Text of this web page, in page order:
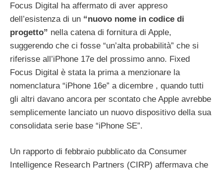
Focus Digital ha affermato di aver appreso
dell’esistenza di un “nuovo nome in codice di
progetto” nella catena di fornitura di Apple,
suggerendo che ci fosse “un’alta probabilità” che si
riferisse all’iPhone 17e del prossimo anno. Fixed
Focus Digital è stata la prima a menzionare la
nomenclatura “iPhone 16e” a dicembre , quando tutti
gli altri davano ancora per scontato che Apple avrebbe
semplicemente lanciato un nuovo dispositivo della sua
consolidata serie base “iPhone SE”.
Un rapporto di febbraio pubblicato da Consumer
Intelligence Research Partners (CIRP) affermava che